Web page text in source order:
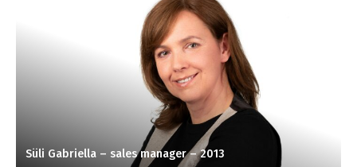
Tóth Bálint – operatőr-vágó – 2009